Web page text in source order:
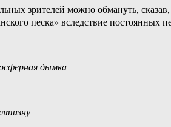
зрителей можно обмануть,
песка» вследствие постоянных
дымка